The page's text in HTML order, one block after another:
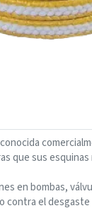
que sus
en bombas,
el